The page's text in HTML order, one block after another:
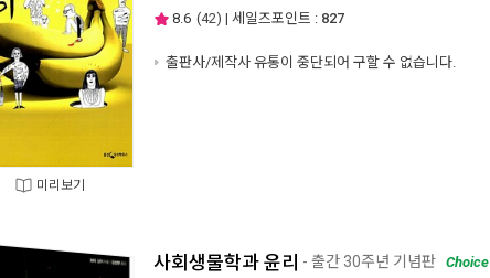
미리보기
8.6 (42) | 세일즈포인트 : 827
출판사/제작사 유통이 중단되어 구할 수 없습니다.
사회생물학과 윤리 - 출간 30주년 기념판 Choice